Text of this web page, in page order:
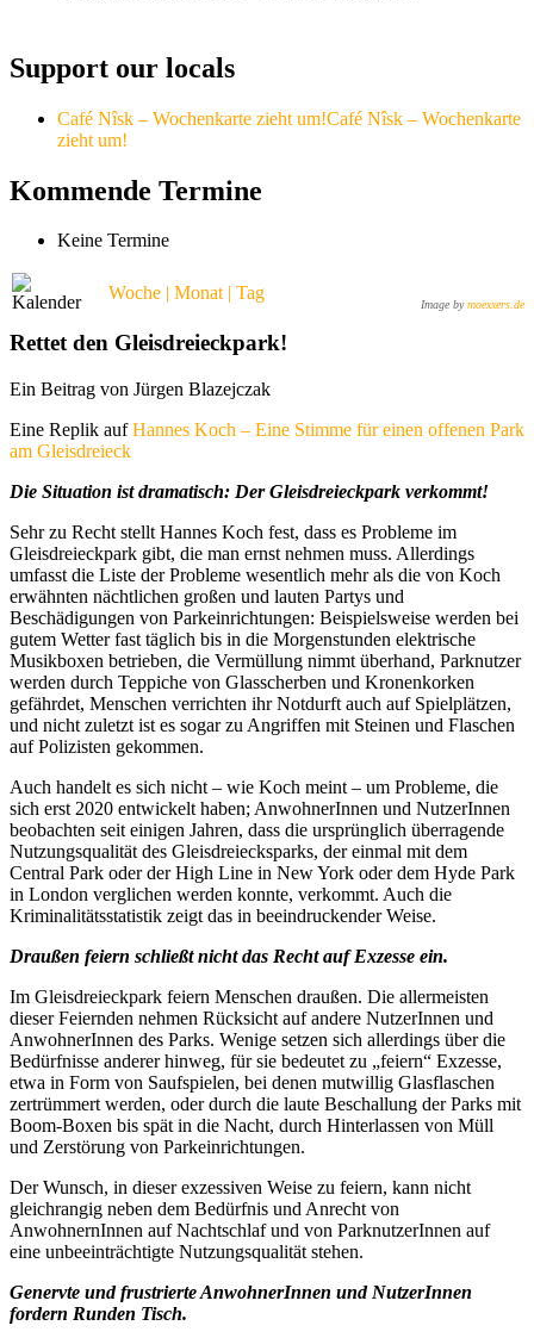
Support our locals
Café Nîsk – Wochenkarte zieht um!Café Nîsk – Wochenkarte
zieht um!
Kommende Termine
Keine Termine
Woche | Monat | Tag
Image bymoexxers.de
Rettet den Gleisdreieckpark!
Ein Beitrag von Jürgen Blazejczak
Eine Replik aufHannes Koch – Eine Stimme für einen offenen Park
am Gleisdreieck
Die Situation ist dramatisch: Der Gleisdreieckpark verkommt!
Sehr zu Recht stellt Hannes Koch fest, dass es Probleme im
Gleisdreieckpark gibt, die man ernst nehmen muss. Allerdings
umfasst die Liste der Probleme wesentlich mehr als die von Koch
erwähnten nächtlichen großen und lauten Partys und
Beschädigungen von Parkeinrichtungen: Beispielsweise werden bei
gutem Wetter fast täglich bis in die Morgenstunden elektrische
Musikboxen betrieben, die Vermüllung nimmt überhand, Parknutzer
werden durch Teppiche von Glasscherben und Kronenkorken
gefährdet, Menschen verrichten ihr Notdurft auch auf Spielplätzen,
und nicht zuletzt ist es sogar zu Angriffen mit Steinen und Flaschen
auf Polizisten gekommen.
Auch handelt es sich nicht – wie Koch meint – um Probleme, die
sich erst 2020 entwickelt haben; AnwohnerInnen und NutzerInnen
beobachten seit einigen Jahren, dass die ursprünglich überragende
Nutzungsqualität des Gleisdreiecksparks, der einmal mit dem
Central Park oder der High Line in New York oder dem Hyde Park
in London verglichen werden konnte, verkommt. Auch die
Kriminalitätsstatistik zeigt das in beeindruckender Weise.
Draußen feiern schließt nicht das Recht auf Exzesse ein.
Im Gleisdreieckpark feiern Menschen draußen. Die allermeisten
dieser Feiernden nehmen Rücksicht auf andere NutzerInnen und
AnwohnerInnen des Parks. Wenige setzen sich allerdings über die
Bedürfnisse anderer hinweg, für sie bedeutet zu „feiern“ Exzesse,
etwa in Form von Saufspielen, bei denen mutwillig Glasflaschen
zertrümmert werden, oder durch die laute Beschallung der Parks mit
Boom-Boxen bis spät in die Nacht, durch Hinterlassen von Müll
und Zerstörung von Parkeinrichtungen.
Der Wunsch, in dieser exzessiven Weise zu feiern, kann nicht
gleichrangig neben dem Bedürfnis und Anrecht von
AnwohnernInnen auf Nachtschlaf und von ParknutzerInnen auf
eine unbeeinträchtigte Nutzungsqualität stehen.
Genervte und frustrierte AnwohnerInnen und NutzerInnen
fordern Runden Tisch.